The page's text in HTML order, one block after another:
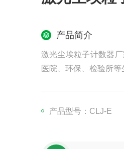
产品简介
激光尘埃粒子计数器
医院、环保、检验所
产品型号：CLJ-E